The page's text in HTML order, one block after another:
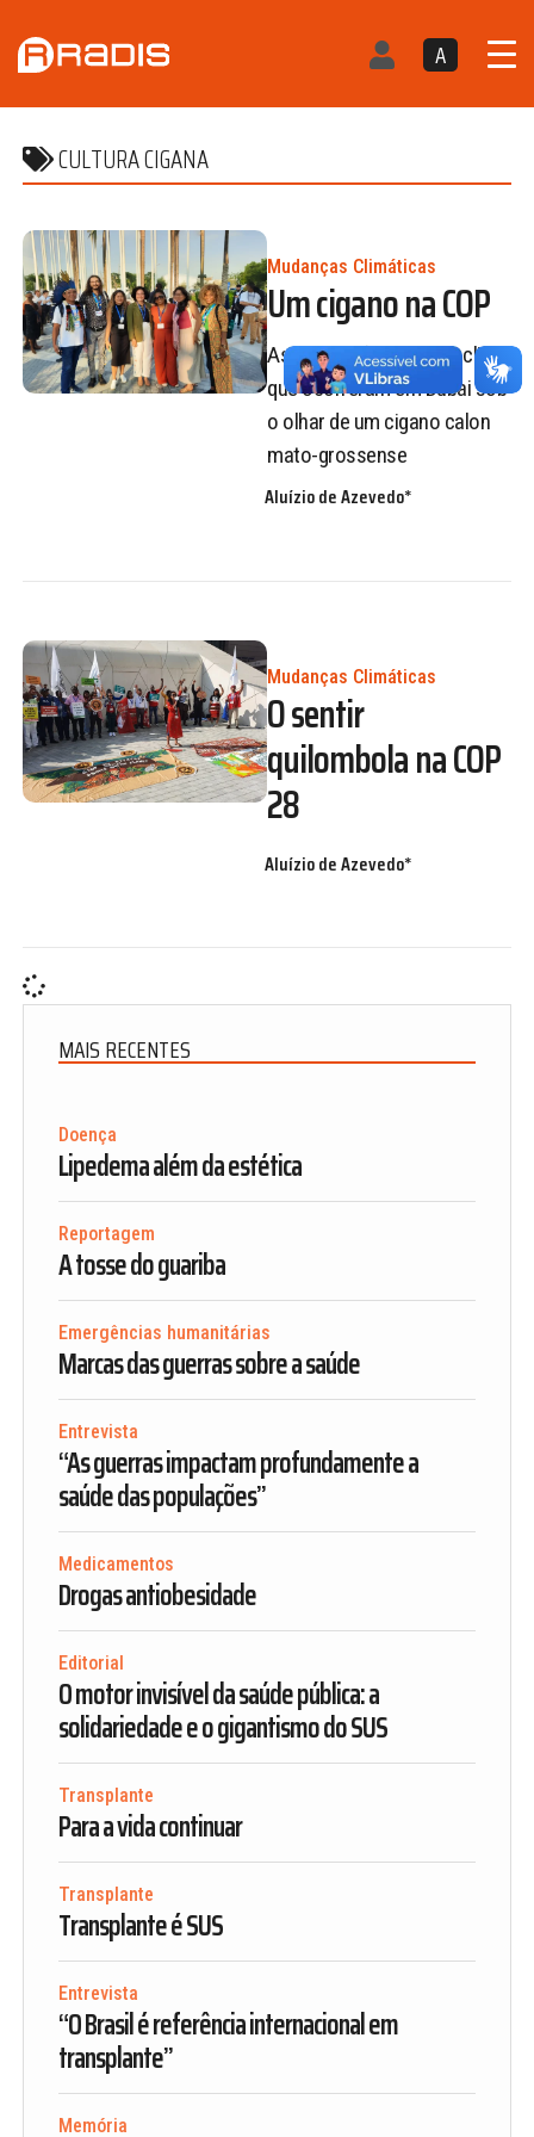
A
CULTURA CIGANA
Mudanças Climáticas
Um cigano na COP
As discussões sobre o clima
que ocorreram em Dubai sob
o olhar de um cigano calon
mato-grossense
Aluízio de Azevedo*
Mudanças Climáticas
O sentir
quilombola na COP
28
Aluízio de Azevedo*
MAIS RECENTES
Doença
Lipedema além da estética
Reportagem
A tosse do guariba
Emergências humanitárias
Marcas das guerras sobre a saúde
Entrevista
“As guerras impactam profundamente a
saúde das populações”
Medicamentos
Drogas antiobesidade
Editorial
O motor invisível da saúde pública: a
solidariedade e o gigantismo do SUS
Transplante
Para a vida continuar
Transplante
Transplante é SUS
Entrevista
“O Brasil é referência internacional em
transplante”
Memória